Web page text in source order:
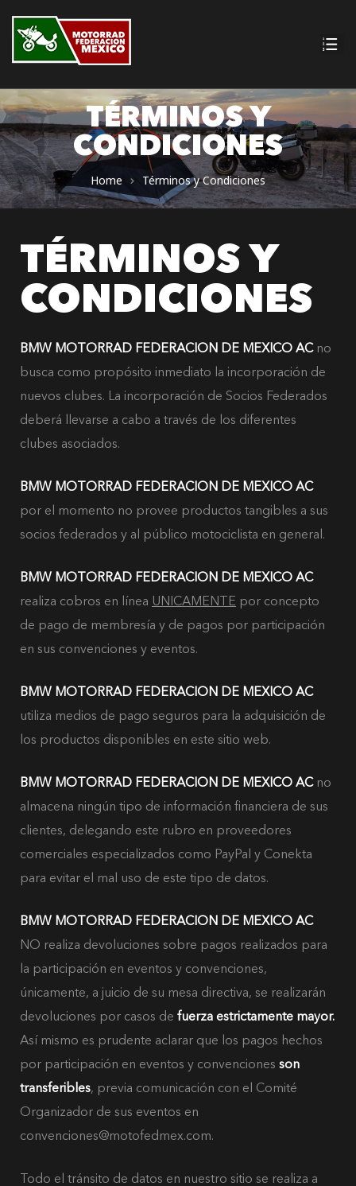
2026
TÉRMINOS Y
CONDICIONES
Home Términos y Condiciones
TÉRMINOS Y
CONDICIONES
BMW MOTORRAD FEDERACION DE MEXICO ACno
busca como propósito inmediato la incorporación de
nuevos clubes. La incorporación de Socios Federados
deberá llevarse a cabo a través de los diferentes
clubes asociados.
BMW MOTORRAD FEDERACION DE MEXICO AC
por el momento no provee productos tangibles a sus
socios federados y al público motociclista en general.
BMW MOTORRAD FEDERACION DE MEXICO AC
realiza cobros en línea UNICAMENTE por concepto
de pago de membresía y de pagos por participación
en sus convenciones y eventos.
BMW MOTORRAD FEDERACION DE MEXICO AC
utiliza medios de pago seguros para la adquisición de
los productos disponibles en este sitio web.
BMW MOTORRAD FEDERACION DE MEXICO ACno
almacena ningún tipo de información financiera de sus
clientes, delegando este rubro en proveedores
comerciales especializados como PayPal y Conekta
para evitar el mal uso de este tipo de datos.
BMW MOTORRAD FEDERACION DE MEXICO AC
NO realiza devoluciones sobre pagos realizados para
la participación en eventos y convenciones,
únicamente, a juicio de su mesa directiva, se realizarán
devoluciones por casos de fuerza estrictamente mayor.
Así mismo es prudente aclarar que los pagos hechos
por participación en eventos y convenciones son
transferibles, previa comunicación con el Comité
Organizador de sus eventos en
convenciones@motofedmex.com.
Todo el tránsito de datos en nuestro sitio se realiza a